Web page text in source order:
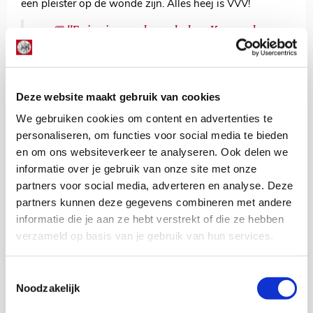
Deze website maakt gebruik van cookies
We gebruiken cookies om content en advertenties te
personaliseren, om functies voor social media te bieden
en om ons websiteverkeer te analyseren. Ook delen we
informatie over je gebruik van onze site met onze
partners voor social media, adverteren en analyse. Deze
partners kunnen deze gegevens combineren met andere
informatie die je aan ze hebt verstrekt of die ze hebben
verzameld op basis van je gebruik van hun services.
Noodzakelijk
een pleister op de wonde zijn. Alles heej is VVV!
💬 "Er is niemand overleden. Kop omhoog
historische nederlaag tegen Ajax [0-13].
⬇️ Bekijk het hele interview met De Koning
op de site. https://t.co/sxDJTbgh2U
pic.twitter.com/W9UvUVAeTG
— FOX Sports (@FOXSportsnl) October 24,
2020
De Redactie